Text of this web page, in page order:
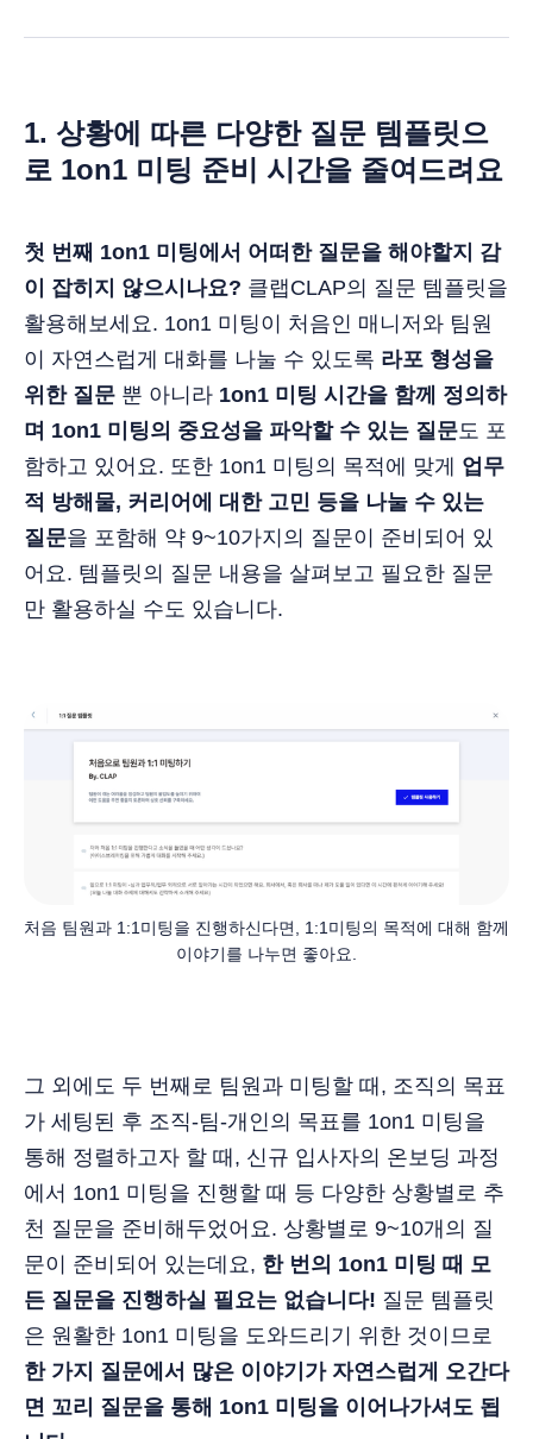
1. 상황에 따른 다양한 질문 템플릿으
로 1on1 미팅 준비 시간을 줄여드려요
첫 번째 1on1 미팅에서 어떠한 질문을 해야할지 감
이 잡히지 않으시나요? 클랩CLAP의 질문 템플릿을
활용해보세요. 1on1 미팅이 처음인 매니저와 팀원
이 자연스럽게 대화를 나눌 수 있도록 라포 형성을
위한 질문 뿐 아니라 1on1 미팅 시간을 함께 정의하
며 1on1 미팅의 중요성을 파악할 수 있는 질문도 포
함하고 있어요. 또한 1on1 미팅의 목적에 맞게 업무
적 방해물, 커리어에 대한 고민 등을 나눌 수 있는
질문을 포함해 약 9~10가지의 질문이 준비되어 있
어요. 템플릿의 질문 내용을 살펴보고 필요한 질문
만 활용하실 수도 있습니다.
처음 팀원과 1:1미팅을 진행하신다면, 1:1미팅의 목적에 대해 함께
이야기를 나누면 좋아요.
그 외에도 두 번째로 팀원과 미팅할 때, 조직의 목표
가 세팅된 후 조직-팀-개인의 목표를 1on1 미팅을
통해 정렬하고자 할 때, 신규 입사자의 온보딩 과정
에서 1on1 미팅을 진행할 때 등 다양한 상황별로 추
천 질문을 준비해두었어요. 상황별로 9~10개의 질
문이 준비되어 있는데요, 한 번의 1on1 미팅 때 모
든 질문을 진행하실 필요는 없습니다! 질문 템플릿
은 원활한 1on1 미팅을 도와드리기 위한 것이므로
한 가지 질문에서 많은 이야기가 자연스럽게 오간다
면 꼬리 질문을 통해 1on1 미팅을 이어나가셔도 됩